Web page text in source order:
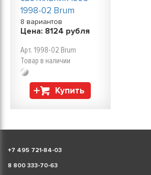
1998-02 Brum
8 вариантов
Цена: 8124 рубля
Арт. 1998-02 Brum
Товар в наличии
Купить
+7 495 721-84-03
8 800 333-70-63